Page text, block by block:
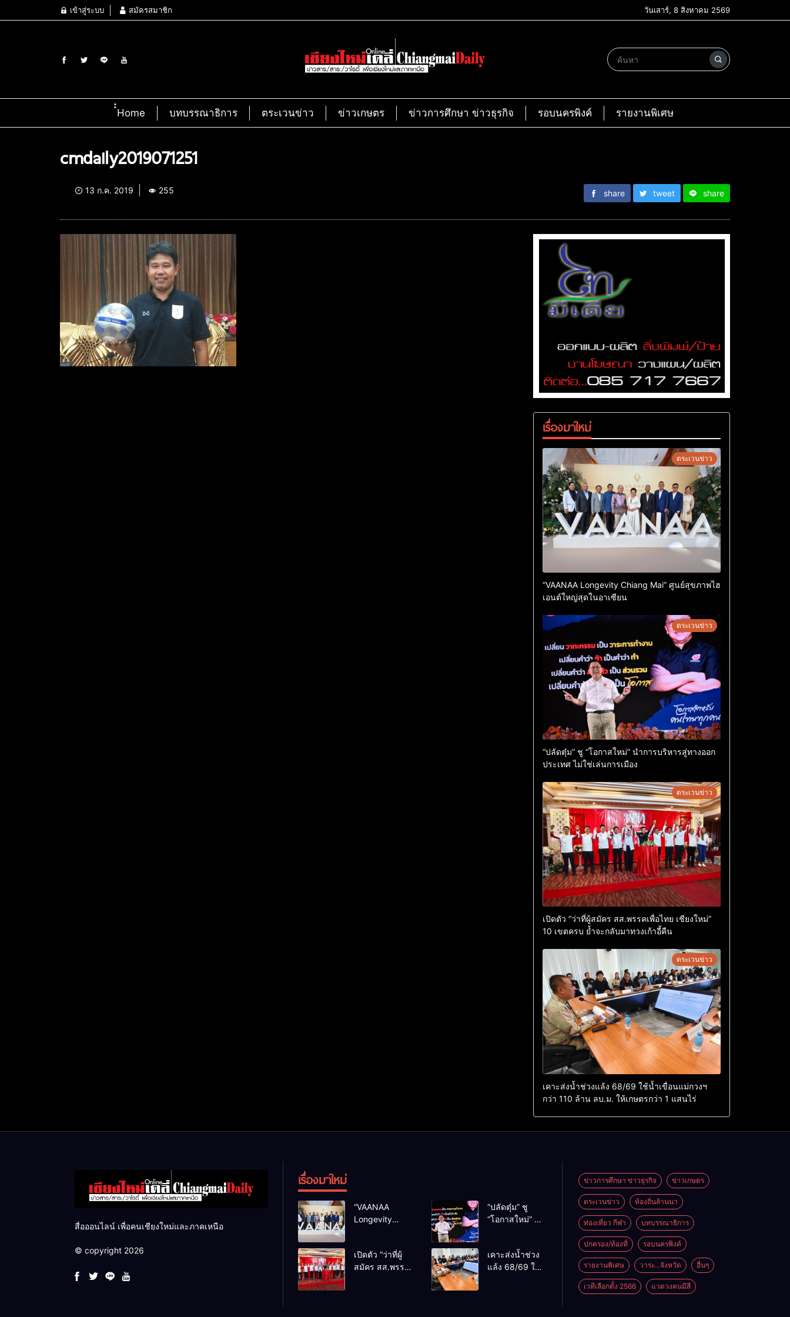
เข้าสู่ระบบ สมัครสมาชิก วันเสาร์, 8 สิงหาคม 2569
๋๋Home บทบรรณาธิการ ตระเวนข่าว ข่าวเกษตร ข่าวการศึกษา ข่าวธุรกิจ รอบนครพิงค์ รายงานพิเศษ
cmdaily2019071251
13 ก.ค. 2019 255 share tweet share
เรื่องมาใหม่
ตระเวนข่าว
“VAANAA Longevity Chiang Mai” ศูนย์สุขภาพไฮ
เอนต์ใหญ่สุดในอาเซียน
ตระเวนข่าว
“ปลัดตุ๋ม” ชู “โอกาสใหม่” นำการบริหารสู่ทางออก
ประเทศ ไม่ใช่เล่นการเมือง
ตระเวนข่าว
เปิดตัว “ว่าที่ผู้สมัคร สส.พรรคเพื่อไทย เชียงใหม่”
10 เขตครบ ย้ำจะกลับมาทวงเก้าอี้คืน
ตระเวนข่าว
เคาะส่งน้ำช่วงแล้ง 68/69 ใช้น้ำเขื่อนแม่กวงฯ
กว่า 110 ล้าน ลบ.ม. ให้เกษตรกว่า 1 แสนไร่
สื่อออนไลน์ เพื่อคนเชียงใหม่และภาคเหนือ
© copyright 2026
เรื่องมาใหม่
“VAANAA
Longevity
เอนต์ใหญ่สุดใน
อาเซียน
“ปลัดตุ๋ม” ชู
“โอกาสใหม่” นำ
ไม่ใช่เล่น
การเมือง
เปิดตัว “ว่าที่ผู้
สมัคร สส.พรรค
เคาะส่งน้ำช่วง
แล้ง 68/69 ใช้
ข่าวการศึกษา ข่าวธุรกิจ ข่าวเกษตร
ตระเวนข่าว ท้องถิ่นล้านนา
ท่องเที่ยว กีฬา บทบรรณาธิการ
ปกครอง/ท้องที่ รอบนครพิงค์
รายงานพิเศษ วาระ...จังหวัด อื่นๆ
เวทีเลือกตั้ง 2566 แวดวงคนมีสี